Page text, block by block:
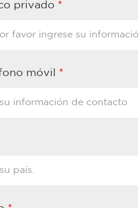
privado *
móvil *